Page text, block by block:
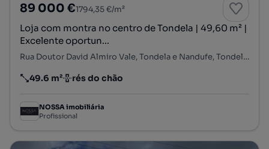
89 000 €1794,35 €/m²
Loja com montra no centro de Tondela | 49,60 m² |
Excelente oportun...
Rua Doutor David Almiro Vale, Tondela e Nandufe, Tondela, Viseu
Preço por metro quadrado
49.6 m²
Andar rés do chão
NOSSA imobiliária
Profissional